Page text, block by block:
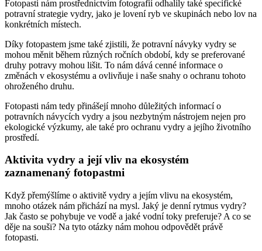
Fotopasti nám prostřednictvím fotografií odhalily také specifické
potravní strategie vydry, jako je lovení ryb ve skupinách nebo lov na
konkrétních místech.
Díky fotopastem jsme také zjistili, že potravní návyky vydry se
mohou měnit během různých ročních období, kdy se preferované
druhy potravy mohou lišit. To nám dává cenné informace o
změnách v ekosystému a ovlivňuje i naše snahy o ochranu tohoto
ohroženého druhu.
Fotopasti nám tedy přinášejí mnoho důležitých informací o
potravních návycích vydry a jsou nezbytným nástrojem nejen pro
ekologické výzkumy, ale také pro ochranu vydry a jejího životního
prostředí.
Aktivita vydry a její vliv na ekosystém
zaznamenaný fotopastmi
Když přemýšlíme o aktivitě vydry a jejím vlivu na ekosystém,
mnoho otázek nám přichází na mysl. Jaký je denní rytmus vydry?
Jak často se pohybuje ve vodě a jaké vodní toky preferuje? A co se
děje na souši? Na tyto otázky nám mohou odpovědět právě
fotopasti.